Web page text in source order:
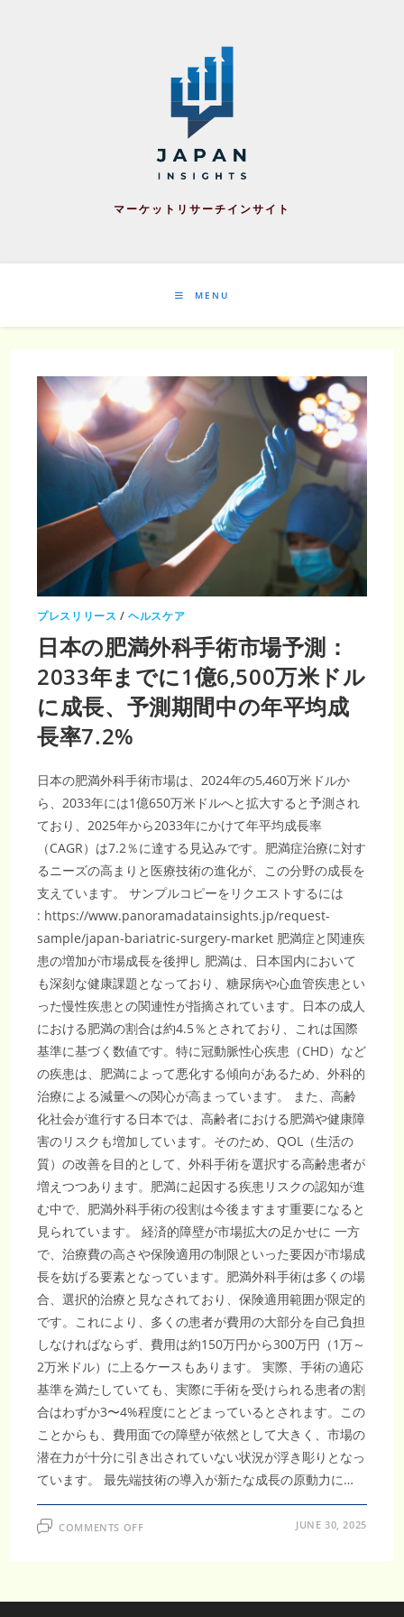
マーケットリサーチインサイト
MENU
プレスリリース /ヘルスケア
日本の肥満外科手術市場予測：
2033年までに1億6,500万米ドル
に成長、予測期間中の年平均成
長率7.2%
日本の肥満外科手術市場は、2024年の5,460万米ドルか
ら、2033年には1億650万米ドルへと拡大すると予測され
ており、2025年から2033年にかけて年平均成長率
（CAGR）は7.2％に達する見込みです。肥満症治療に対す
るニーズの高まりと医療技術の進化が、この分野の成長を
支えています。 サンプルコピーをリクエストするには
: https://www.panoramadatainsights.jp/request-
sample/japan-bariatric-surgery-market 肥満症と関連疾
患の増加が市場成長を後押し 肥満は、日本国内において
も深刻な健康課題となっており、糖尿病や心血管疾患とい
った慢性疾患との関連性が指摘されています。日本の成人
における肥満の割合は約4.5％とされており、これは国際
基準に基づく数値です。特に冠動脈性心疾患（CHD）など
の疾患は、肥満によって悪化する傾向があるため、外科的
治療による減量への関心が高まっています。 また、高齢
化社会が進行する日本では、高齢者における肥満や健康障
害のリスクも増加しています。そのため、QOL（生活の
質）の改善を目的として、外科手術を選択する高齢患者が
増えつつあります。肥満に起因する疾患リスクの認知が進
む中で、肥満外科手術の役割は今後ますます重要になると
見られています。 経済的障壁が市場拡大の足かせに 一方
で、治療費の高さや保険適用の制限といった要因が市場成
長を妨げる要素となっています。肥満外科手術は多くの場
合、選択的治療と見なされており、保険適用範囲が限定的
です。これにより、多くの患者が費用の大部分を自己負担
しなければならず、費用は約150万円から300万円（1万～
2万米ドル）に上るケースもあります。 実際、手術の適応
基準を満たしていても、実際に手術を受けられる患者の割
合はわずか3〜4%程度にとどまっているとされます。この
ことからも、費用面での障壁が依然として大きく、市場の
潜在力が十分に引き出されていない状況が浮き彫りとなっ
ています。 最先端技術の導入が新たな成長の原動力に…
COMMENTS OFFON
科
JUNE 30, 2025